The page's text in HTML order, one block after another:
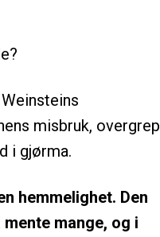
misbruk, overgrep
i gjørma.
hemmelighet. Den
mange, og i